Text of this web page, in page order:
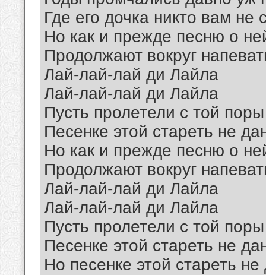
Где его дочка никто вам не
Но как и прежде песню о
Продолжают вокруг
Лай-лай-лай ди Лайла
Лай-лай-лай ди Лайла
Пусть пролетели с той поры
Песенке этой стареть не
Но как и прежде песню о
Продолжают вокруг
Лай-лай-лай ди Лайла
Лай-лай-лай ди Лайла
Пусть пролетели с той поры
Песенке этой стареть не
Но песенке этой стареть не